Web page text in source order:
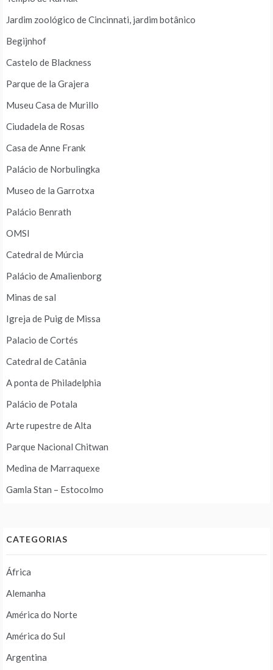
Jardim zoológico de Cincinnati, jardim botânico
Begijnhof
Castelo de Blackness
Parque de la Grajera
Museu Casa de Murillo
Ciudadela de Rosas
Casa de Anne Frank
Palácio de Norbulingka
Museo de la Garrotxa
Palácio Benrath
OMSI
Catedral de Múrcia
Palácio de Amalienborg
Minas de sal
Igreja de Puig de Missa
Palacio de Cortés
Catedral de Catânia
A ponta de Philadelphia
Palácio de Potala
Arte rupestre de Alta
Parque Nacional Chitwan
Medina de Marraquexe
Gamla Stan – Estocolmo
CATEGORIAS
África
Alemanha
América do Norte
América do Sul
Argentina